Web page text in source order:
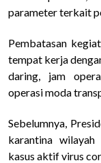
parameter terkait
Pembatasan
tempat kerja
daring, jam
operasi moda
Sebelumnya,
karantina
kasus aktif virus